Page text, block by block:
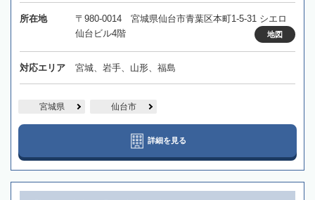
所在地
〒980-0014 宮城県仙台市青葉区本町1-5-31 シエロ
仙台ビル4階
地図
対応エリア 宮城、岩手、山形、福島
宮城県 仙台市
詳細を見る